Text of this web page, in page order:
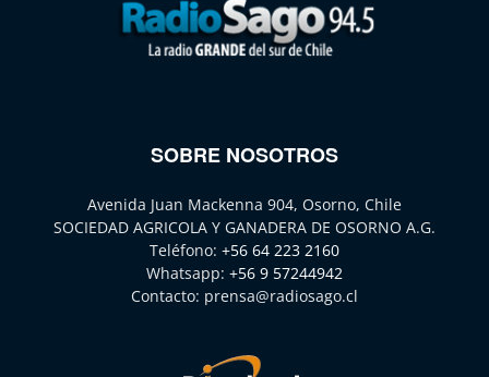
SOBRE NOSOTROS
Avenida Juan Mackenna 904, Osorno, Chile
SOCIEDAD AGRICOLA Y GANADERA DE OSORNO A.G.
Teléfono: +56 64 223 2160
Whatsapp: +56 9 57244942
Contacto: prensa@radiosago.cl